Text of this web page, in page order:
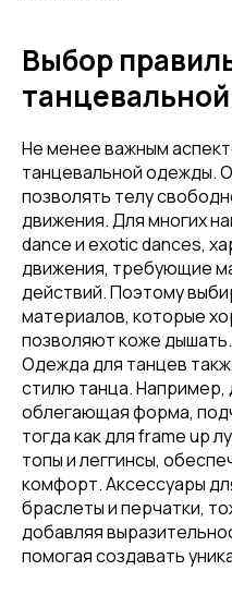
Выбор
Не менее важным
танцевальной одежды.
позволять телу
движения. Для многих
dance и exotic dances,
движения, требующие
действий. Поэтому
материалов, которые
позволяют коже дышать.
Одежда для танцев
стилю танца. Например,
облегающая форма,
тогда как для frame up
топы и леггинсы,
комфорт. Аксессуары
браслеты и перчатки,
добавляя
помогая создавать